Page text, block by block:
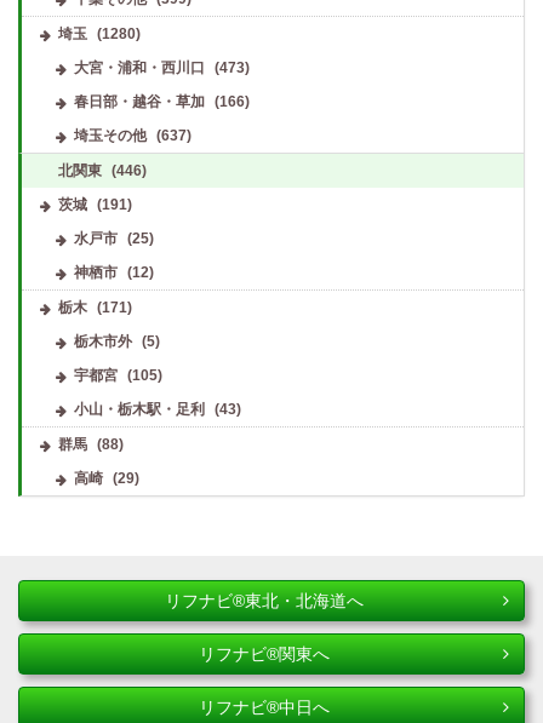
埼玉
(1280)
大宮・浦和・西川口
(473)
春日部・越谷・草加
(166)
埼玉その他
(637)
北関東 (446)
茨城 (191)
水戸市
(25)
神栖市
(12)
栃木 (171)
栃木市外
(5)
宇都宮
(105)
小山・栃木駅・足利
(43)
群馬 (88)
高崎
(29)
リフナビ®東北・北海道へ
リフナビ®関東へ
リフナビ®中日へ